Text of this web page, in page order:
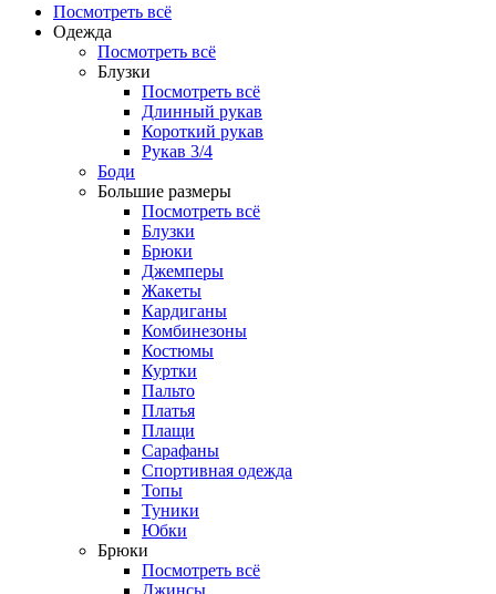
Посмотреть всё
Одежда
Посмотреть всё
Блузки
Посмотреть всё
Длинный рукав
Короткий рукав
Рукав 3/4
Боди
Большие размеры
Посмотреть всё
Блузки
Брюки
Джемперы
Жакеты
Кардиганы
Комбинезоны
Костюмы
Куртки
Пальто
Платья
Плащи
Сарафаны
Спортивная одежда
Топы
Туники
Юбки
Брюки
Посмотреть всё
Джинсы